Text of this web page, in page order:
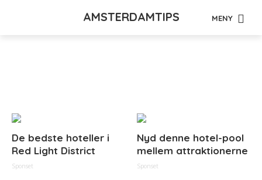
AMSTERDAMTIPS MENY
De bedste hoteller i
Red Light District
Sponset
Nyd denne hotel-pool
mellem attraktionerne
Sponset